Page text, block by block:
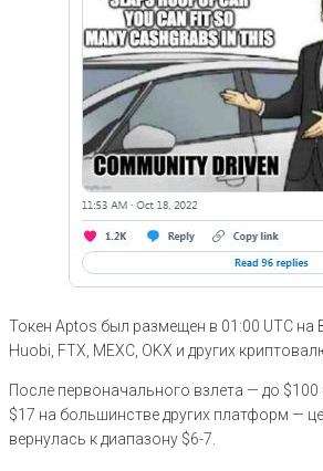
Токен Aptos был размещен в 01:00 UTC на
Huobi, FTX, MEXC, OKX и других
После первоначального взлета — до
$17 на большинстве других платформ —
вернулась к диапазону $6-7.